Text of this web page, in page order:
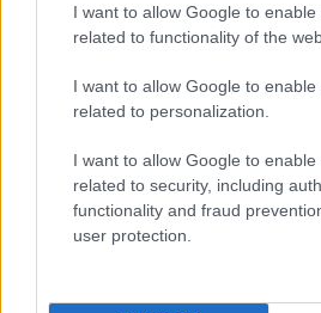
I want to allow Google to enable
related to functionality of the
I want to allow Google to enable
related to personalization.
I want to allow Google to enable
related to security, including
functionality and fraud
user protection.